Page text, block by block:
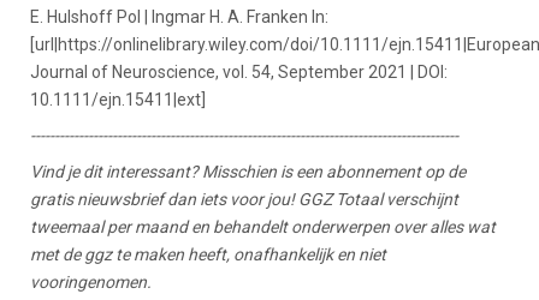
E. Hulshoff Pol | Ingmar H. A. Franken In:
[url|https://onlinelibrary.wiley.com/doi/10.1111/ejn.15411|European
Journal of Neuroscience, vol. 54, September 2021 | DOI:
10.1111/ejn.15411|ext]
-----------------------------------------------------------------------------------------
Vind je dit interessant? Misschien is een abonnement op de
gratis nieuwsbrief dan iets voor jou! GGZ Totaal verschijnt
tweemaal per maand en behandelt onderwerpen over alles wat
met de ggz te maken heeft, onafhankelijk en niet
vooringenomen.